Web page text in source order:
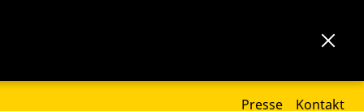
Presse Kontakt